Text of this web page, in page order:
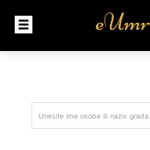
Unesite ime osobe ili naziv grada...